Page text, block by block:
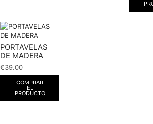
PORTAVELAS
DE MADERA
€39.00
COMPRAR
EL
PRODUCTO